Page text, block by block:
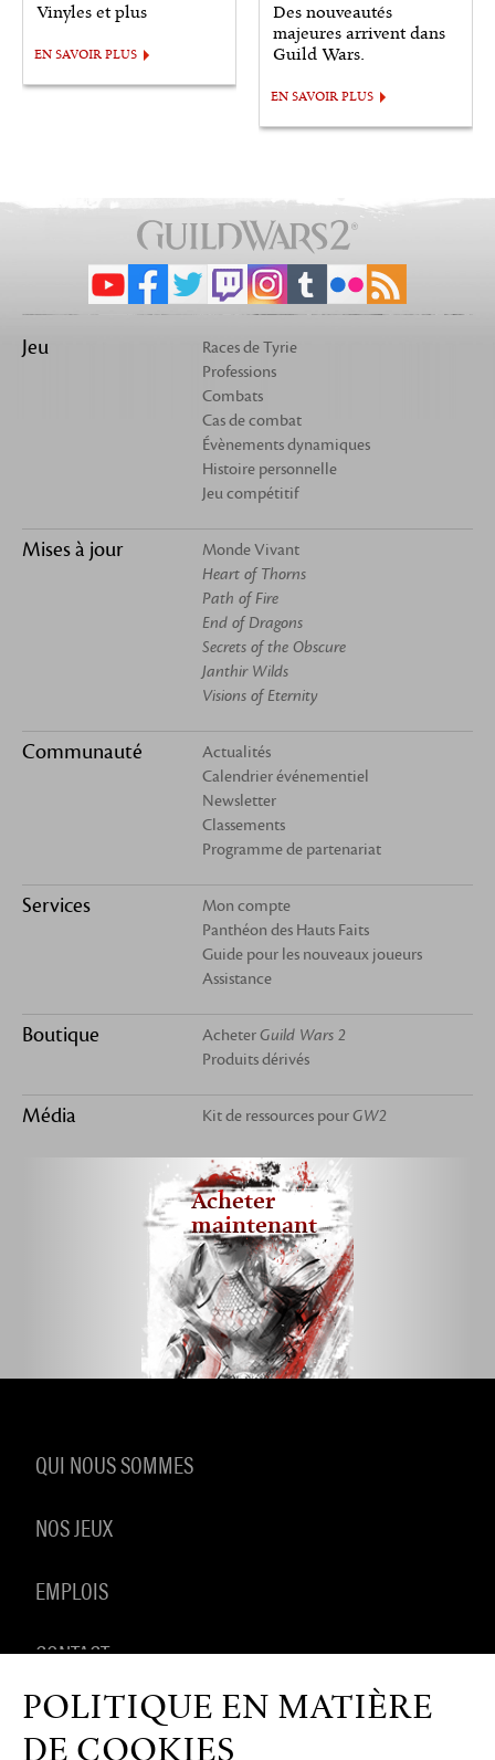
Vinyles et plus
EN SAVOIR PLUS
Des nouveautés
majeures arrivent dans
Guild Wars.
EN SAVOIR PLUS
Jeu
Races de Tyrie
Professions
Combats
Cas de combat
Évènements dynamiques
Histoire personnelle
Jeu compétitif
Mises à jour
Monde Vivant
Heart of Thorns
Path of Fire
End of Dragons
Secrets of the Obscure
Janthir Wilds
Visions of Eternity
Communauté
Actualités
Calendrier événementiel
Newsletter
Classements
Programme de partenariat
Services
Mon compte
Panthéon des Hauts Faits
Guide pour les nouveaux joueurs
Assistance
Boutique AcheterGuild Wars 2
Produits dérivés
Média Kit de ressources pourGW2
Acheter
maintenant
QUI NOUS SOMMES
NOS JEUX
EMPLOIS
CONTACT
PRODUITS DÉRIVÉS
POLITIQUE EN MATIÈRE
DE COOKIES